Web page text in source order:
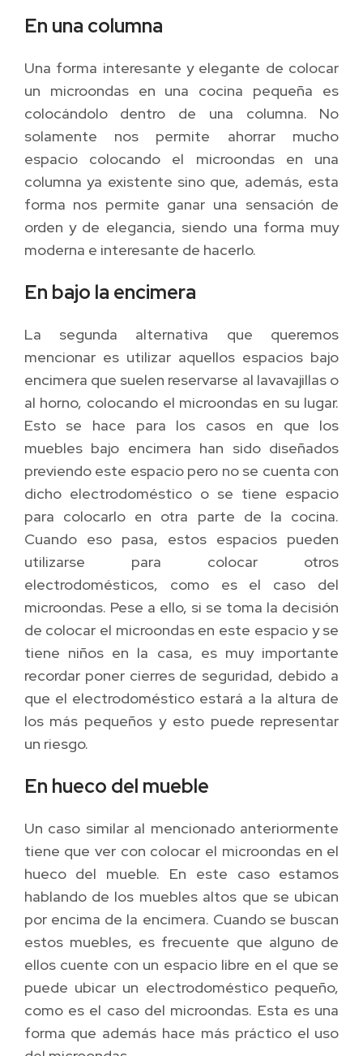
En una columna
Una forma interesante y elegante de colocar
un microondas en una cocina pequeña es
colocándolo dentro de una columna. No
solamente nos permite ahorrar mucho
espacio colocando el microondas en una
columna ya existente sino que, además, esta
forma nos permite ganar una sensación de
orden y de elegancia, siendo una forma muy
moderna e interesante de hacerlo.
En bajo la encimera
La segunda alternativa que queremos
mencionar es utilizar aquellos espacios bajo
encimera que suelen reservarse al lavavajillas o
al horno, colocando el microondas en su lugar.
Esto se hace para los casos en que los
muebles bajo encimera han sido diseñados
previendo este espacio pero no se cuenta con
dicho electrodoméstico o se tiene espacio
para colocarlo en otra parte de la cocina.
Cuando eso pasa, estos espacios pueden
utilizarse para colocar otros
electrodomésticos, como es el caso del
microondas. Pese a ello, si se toma la decisión
de colocar el microondas en este espacio y se
tiene niños en la casa, es muy importante
recordar poner cierres de seguridad, debido a
que el electrodoméstico estará a la altura de
los más pequeños y esto puede representar
un riesgo.
En hueco del mueble
Un caso similar al mencionado anteriormente
tiene que ver con colocar el microondas en el
hueco del mueble. En este caso estamos
hablando de los muebles altos que se ubican
por encima de la encimera. Cuando se buscan
estos muebles, es frecuente que alguno de
ellos cuente con un espacio libre en el que se
puede ubicar un electrodoméstico pequeño,
como es el caso del microondas. Esta es una
forma que además hace más práctico el uso